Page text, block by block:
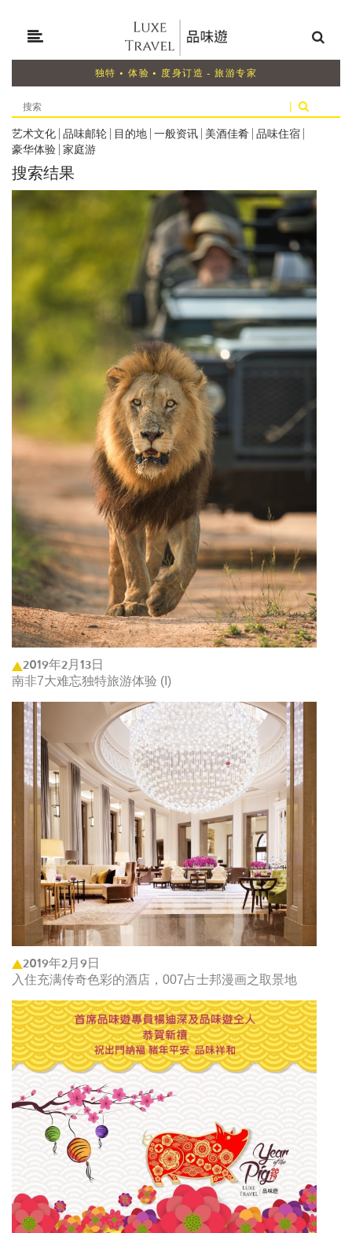
独特 • 体验 • 度身订造 - 旅游专家
|
艺术文化 | 品味邮轮 | 目的地 | 一般资讯 | 美酒佳肴 | 品味住宿 |
豪华体验 | 家庭游
搜索结果
2019年2月13日
南非7大难忘独特旅游体验 (I)
2019年2月9日
入住充满传奇色彩的酒店，007占士邦漫画之取景地